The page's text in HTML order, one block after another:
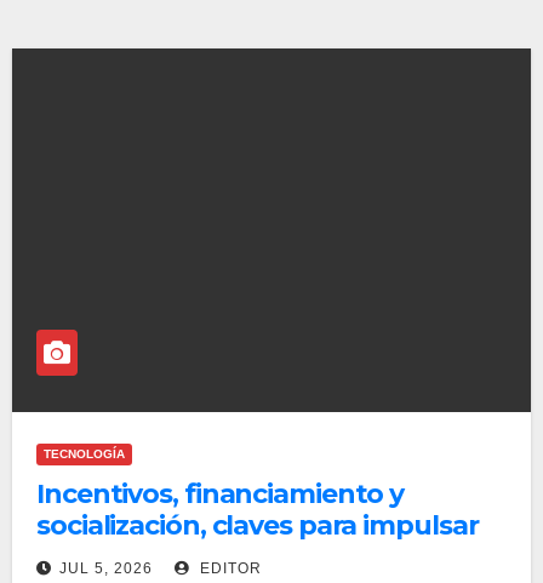
TECNOLOGÍA
Incentivos, financiamiento y
socialización, claves para impulsar
el uso de IA en el aparato
JUL 5, 2026 EDITOR